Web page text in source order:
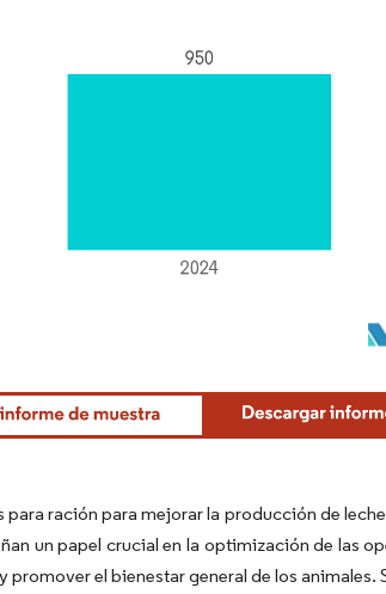
ración para mejorar la producción de
un papel crucial en la optimización de las
el bienestar general de los animales.